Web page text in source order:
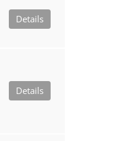
Details
Details